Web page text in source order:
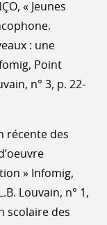
« Jeunes
: une
Point
n° 3, p. 22-
récente des
» Infomig,
Louvain, n° 1,
scolaire des